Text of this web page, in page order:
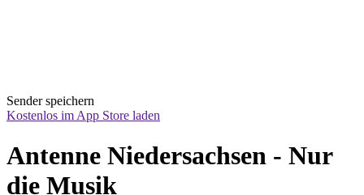
Sender speichern
Kostenlos im App Store laden
Antenne Niedersachsen - Nur
die Musik